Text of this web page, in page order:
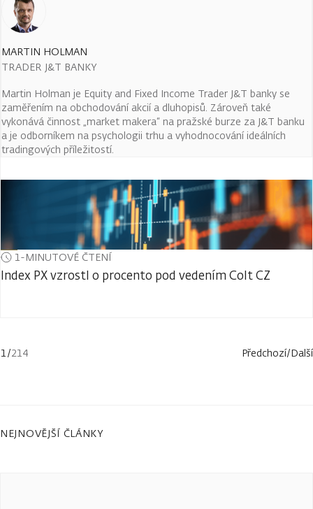
MARTIN HOLMAN
TRADER J&T BANKY
Martin Holman je Equity and Fixed Income Trader J&T banky se
zaměřením na obchodování akcií a dluhopisů. Zároveň také
vykonává činnost „market makera“ na pražské burze za J&T banku
a je odborníkem na psychologii trhu a vyhodnocování ideálních
tradingových příležitostí.
1-MINUTOVÉ ČTENÍ
Index PX vzrostl o procento pod vedením Colt CZ
1/214 Předchozí/Další
NEJNOVĚJŠÍ ČLÁNKY